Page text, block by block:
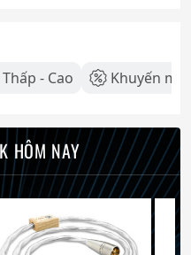
- Cao Khuyến mãi
HÔM NAY